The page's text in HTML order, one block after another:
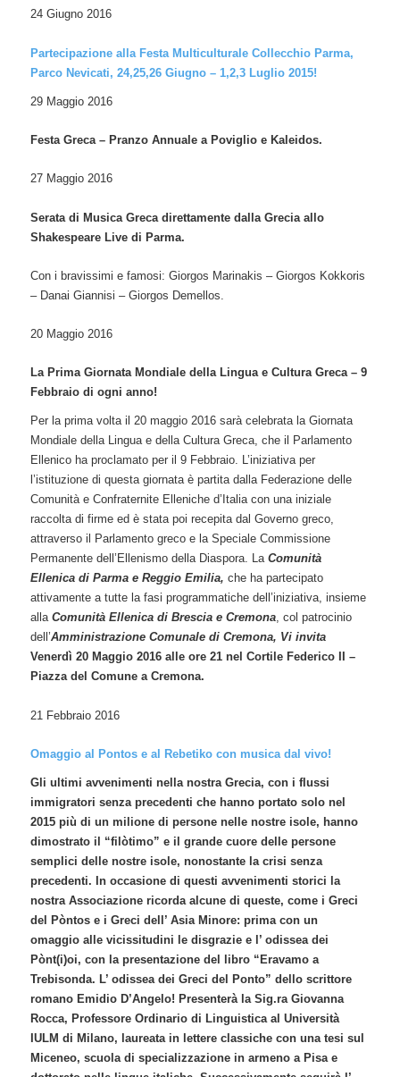
24 Giugno 2016
Partecipazione alla Festa Multiculturale Collecchio Parma,
Parco Nevicati, 24,25,26 Giugno – 1,2,3 Luglio 2015!
29 Maggio 2016
Festa Greca – Pranzo Annuale a Poviglio e Kaleidos.
27 Maggio 2016
Serata di Musica Greca direttamente dalla Grecia allo
Shakespeare Live di Parma.
Con i bravissimi e famosi: Giorgos Marinakis – Giorgos Kokkoris
– Danai Giannisi – Giorgos Demellos.
20 Maggio 2016
La Prima Giornata Mondiale della Lingua e Cultura Greca – 9
Febbraio di ogni anno!
Per la prima volta il 20 maggio 2016 sarà celebrata la Giornata
Mondiale della Lingua e della Cultura Greca, che il Parlamento
Ellenico ha proclamato per il 9 Febbraio. L’iniziativa per
l’istituzione di questa giornata è partita dalla Federazione delle
Comunità e Confraternite Elleniche d’Italia con una iniziale
raccolta di firme ed è stata poi recepita dal Governo greco,
attraverso il Parlamento greco e la Speciale Commissione
Permanente dell’Ellenismo della Diaspora. LaComunità
Ellenica di Parma e Reggio Emilia, che ha partecipato
attivamente a tutte la fasi programmatiche dell’iniziativa, insieme
allaComunità Ellenica di Brescia e Cremona, col patrocinio
dell’Amministrazione Comunale di Cremona, Vi invita
Venerdì 20 Maggio 2016 alle ore 21 nel Cortile Federico II –
Piazza del Comune a Cremona.
21 Febbraio 2016
Omaggio al Pontos e al Rebetiko con musica dal vivo!
Gli ultimi avvenimenti nella nostra Grecia, con i flussi
immigratori senza precedenti che hanno portato solo nel
2015 più di un milione di persone nelle nostre isole, hanno
dimostrato il “filòtimo” e il grande cuore delle persone
semplici delle nostre isole, nonostante la crisi senza
precedenti. In occasione di questi avvenimenti storici la
nostra Associazione ricorda alcune di queste, come i Greci
del Pòntos e i Greci dell’ Asia Minore: prima con un
omaggio alle vicissitudini le disgrazie e l’ odissea dei
Pònt(i)oi, con la presentazione del libro “Eravamo a
Trebisonda. L’ odissea dei Greci del Ponto” dello scrittore
romano Emidio D’Angelo! Presenterà la Sig.ra Giovanna
Rocca, Professore Ordinario di Linguistica al Università
IULM di Milano, laureata in lettere classiche con una tesi sul
Miceneo, scuola di specializzazione in armeno a Pisa e